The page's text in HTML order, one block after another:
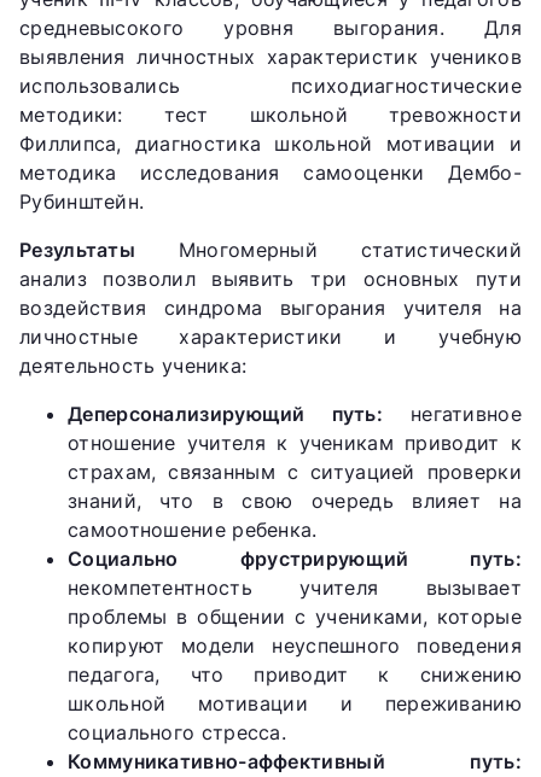
средневысокого уровня выгорания. Для
выявления личностных характеристик учеников
использовались психодиагностические
методики: тест школьной тревожности
Филлипса, диагностика школьной мотивации и
методика исследования самооценки Дембо-
Рубинштейн.
Результаты Многомерный статистический
анализ позволил выявить три основных пути
воздействия синдрома выгорания учителя на
личностные характеристики и учебную
деятельность ученика:
Деперсонализирующий путь: негативное
отношение учителя к ученикам приводит к
страхам, связанным с ситуацией проверки
знаний, что в свою очередь влияет на
самоотношение ребенка.
Социально фрустрирующий путь:
некомпетентность учителя вызывает
проблемы в общении с учениками, которые
копируют модели неуспешного поведения
педагога, что приводит к снижению
школьной мотивации и переживанию
социального стресса.
Коммуникативно-аффективный путь: